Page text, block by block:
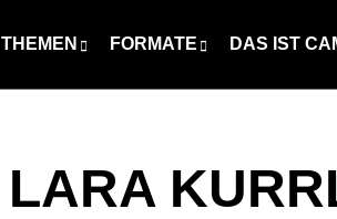
THEMEN FORMATE DAS IST
LARA